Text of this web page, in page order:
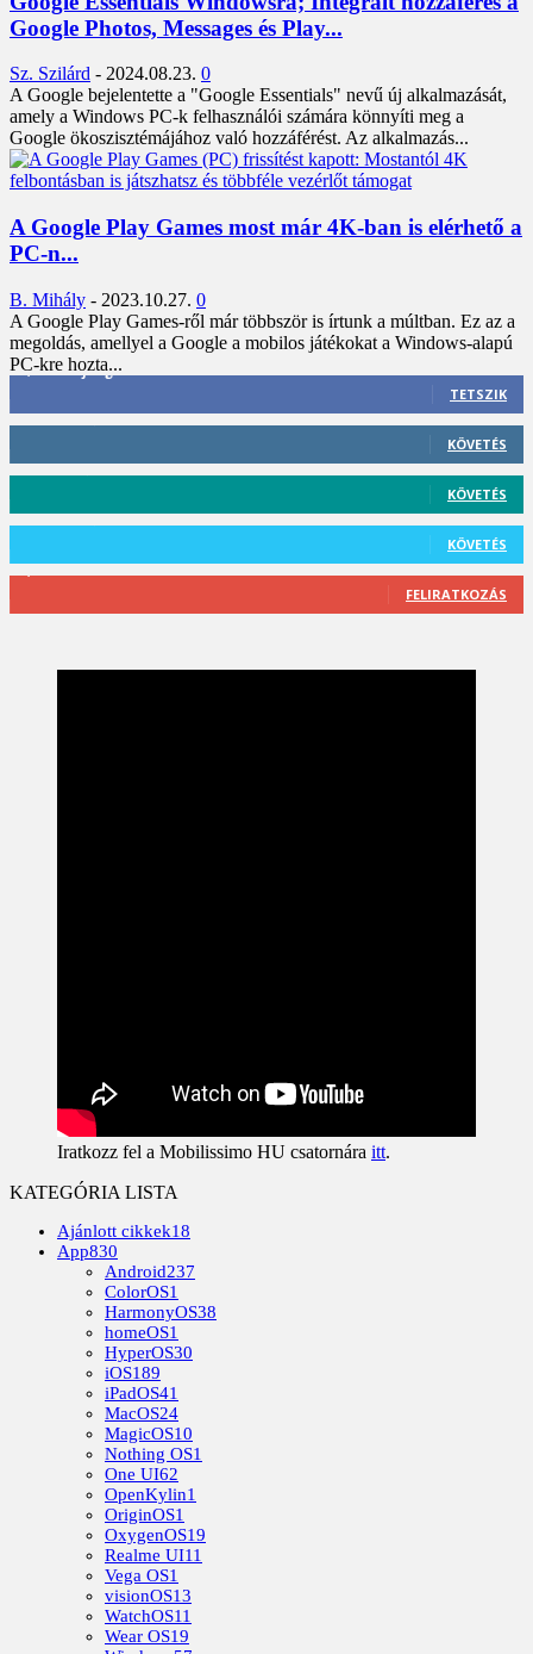
Google Photos, Messages és Play...
Sz. Szilárd - 2024.08.23. 0
A Google bejelentette a "Google Essentials" nevű új alkalmazását,
amely a Windows PC-k felhasználói számára könnyíti meg a
Google ökoszisztémájához való hozzáférést. Az alkalmazás...
A Google Play Games most már 4K-ban is elérhető a
PC-n...
B. Mihály - 2023.10.27. 0
A Google Play Games-ről már többször is írtunk a múltban. Ez az a
megoldás, amellyel a Google a mobilos játékokat a Windows-alapú
PC-kre hozta...
3,452
Rajongók
TETSZIK
KÖVETÉS
KÖVETÉS
KÖVETÉS
FELIRATKOZÁS
Iratkozz fel a Mobilissimo HU csatornára itt.
KATEGÓRIA LISTA
Ajánlott cikkek18
App830
Android237
ColorOS1
HarmonyOS38
homeOS1
HyperOS30
iOS189
iPadOS41
MacOS24
MagicOS10
Nothing OS1
One UI62
OpenKylin1
OriginOS1
OxygenOS19
Realme UI11
Vega OS1
visionOS13
WatchOS11
Wear OS19